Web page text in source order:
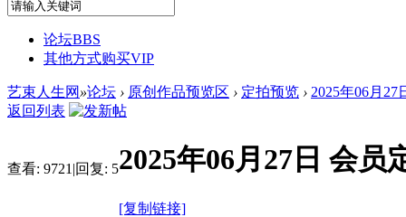
论坛BBS
其他方式购买VIP
艺束人生网 »论坛 › 原创作品预览区 › 定拍预览 › 2025年06月
返回列表
查看: 9721 |回复: 52025年06月27日 会
[复制链接]